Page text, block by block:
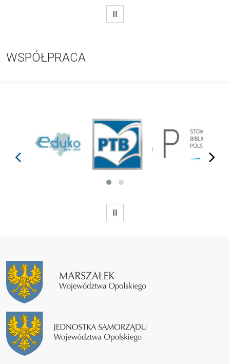
WSTRZYMAJ
WSPÓŁPRACA
prev next
WSTRZYMAJ